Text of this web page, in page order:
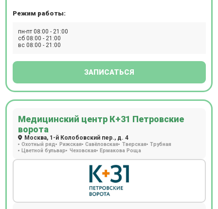
47 медицинским направлениям. Приём осуществляется
бесплатная парковка для пациентов.
Режим работы:
пн-пт 08:00 - 21:00
сб 08:00 - 21:00
вс 08:00 - 21:00
ЗАПИСАТЬСЯ
Медицинский центр К+31 Петровские
ворота
Москва, 1-й Колобовский пер., д. 4
Охотный ряд Рижская Савёловская Тверская
Трубная
Цветной бульвар Чеховская Ермакова Роща